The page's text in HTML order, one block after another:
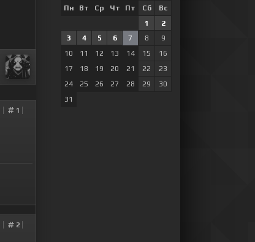
1
2
Пн
Вт Ср Чт Пт Сб
Вс
1
2
3
4 5 6 7 8
9
10
11 12 13 14 15
16
17
18 19 20 21 22
23
24
25 26 27 28 29
30
31